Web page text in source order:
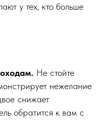
у тех, кто больше
Не стойте
нежелание
снижает
обратится к вам с